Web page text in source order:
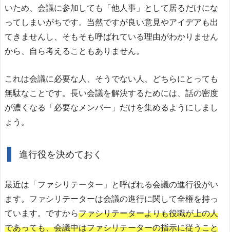
いため、会議に参加しても「他人事」として居るだけにな
ってしまいがちです。当然ですが良い意見やアイデアも出
てきませんし、そもそも呼ばれている理由がわかりません
から、自ら考えることもありません。
これは会議に必要な人、そうでない人、どちらにとっても
無駄なことです。長い会議を解決するためには、話の密度
が濃くなる「必要なメンバー」だけを集めるようにしまし
ょう。
進行役を決めておく
最近は「ファシリテーター」と呼ばれる会議の進行役がい
ます。ファシリテーターは会議の進行に関して全権を持っ
ています。ですからファシリテーターよりも役職が上の人
であっても、会議中はファシリテーターの指示に従うこと